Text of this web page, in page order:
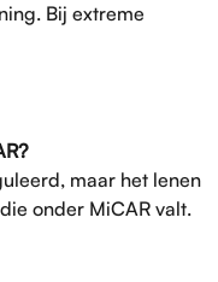
Bij extreme
maar het lenen
onder MiCAR valt.